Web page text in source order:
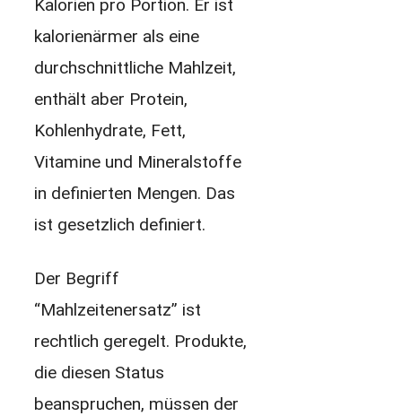
Kalorien pro Portion. Er ist
kalorienärmer als eine
durchschnittliche Mahlzeit,
enthält aber Protein,
Kohlenhydrate, Fett,
Vitamine und Mineralstoffe
in definierten Mengen. Das
ist gesetzlich definiert.
Der Begriff
“Mahlzeitenersatz” ist
rechtlich geregelt. Produkte,
die diesen Status
beanspruchen, müssen der